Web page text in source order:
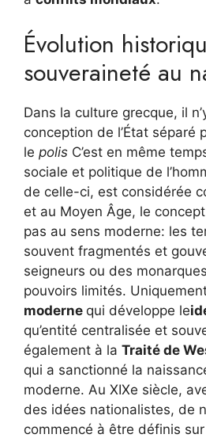
Évolution
souveraineté au
Dans la culture grecque, il
conception de l’État séparé
le polis C’est en même
sociale et politique de
de celle-ci, est considérée
et au Moyen Âge, le concept
pas au sens moderne: les
souvent fragmentés et
seigneurs ou des
pouvoirs limités.
moderne qui développe le
qu’entité centralisée et
également à la Traité de
qui a sanctionné la
moderne. Au XIXe siècle,
des idées nationalistes, de
commencé à être définis